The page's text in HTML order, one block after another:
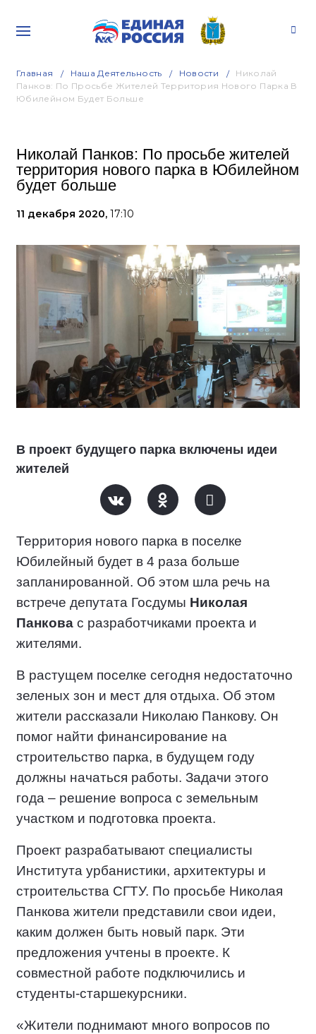
Главная Наша Деятельность Новости
Николай
Панков: По Просьбе Жителей Территория Нового Парка В
Юбилейном Будет Больше
Николай Панков: По просьбе жителей
территория нового парка в Юбилейном
будет больше
11 декабря 2020, 17:10
В проект будущего парка включены идеи
жителей
Территория нового парка в поселке
Юбилейный будет в 4 раза больше
запланированной. Об этом шла речь на
встрече депутата Госдумы Николая
Панкова с разработчиками проекта и
жителями.
В растущем поселке сегодня недостаточно
зеленых зон и мест для отдыха. Об этом
жители рассказали Николаю Панкову. Он
помог найти финансирование на
строительство парка, в будущем году
должны начаться работы. Задачи этого
года – решение вопроса с земельным
участком и подготовка проекта.
Проект разрабатывают специалисты
Института урбанистики, архитектуры и
строительства СГТУ. По просьбе Николая
Панкова жители представили свои идеи,
каким должен быть новый парк. Эти
предложения учтены в проекте. К
совместной работе подключились и
студенты-старшекурсники.
«Жители поднимают много вопросов по